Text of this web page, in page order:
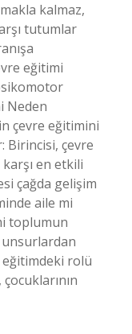
kalmaz,
tutumlar
eğitimi
Neden
çevre eğitimini
Birincisi, çevre
en etkili
çağda gelişim
aile mi
toplumun
rolü